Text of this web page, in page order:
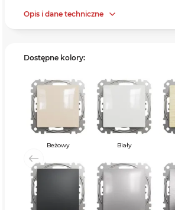
Opis i dane techniczne
Dostępne kolory:
Beżowy Biały